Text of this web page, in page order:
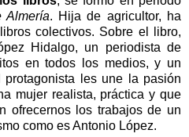
Almería. Hija de agricultor, ha
colectivos. Sobre el libro,
Hidalgo, un periodista de
en todos los medios, y un
les une la pasión
mujer realista, práctica y que
ofrecernos los trabajos de un
como es Antonio López.